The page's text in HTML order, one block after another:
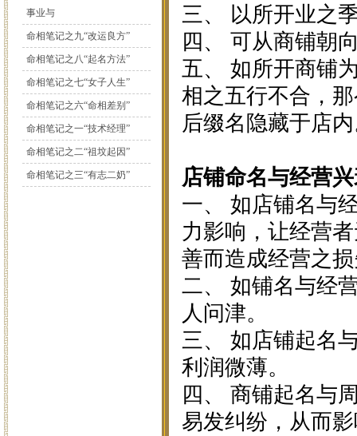
事业与
命相笔记之九“改运良方”
命相笔记之八“起名方法”
命相笔记之七“女子人生”
命相笔记之六“命相差别”
命相笔记之一“技术经理”
命相笔记之二“祖坟起因”
命相笔记之三“有志二奶”
三、 以所开业之
四、 可从商铺朝
五、 如所开商铺
相之五行不合，
后缀名隐藏于店
店铺命名与经营
一、 如店铺名与
力影响，让经营
善而造成经营之
二、 如铺名与经
人问津。
三、 如店铺起名
利润微薄。
四、 商铺起名与
易发纠纷，从而